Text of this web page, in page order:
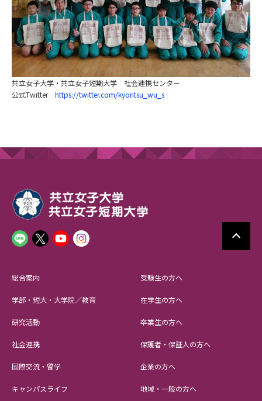
共立女子大学・共立女子短期大学 社会連携センター
公式Twitter https://twitter.com/kyoritsu_wu_s
総合案内
学部・短大・大学院／教育
研究活動
社会連携
国際交流・留学
キャンパスライフ
受験生の方へ
在学生の方へ
卒業生の方へ
保護者・保証人の方へ
企業の方へ
地域・一般の方へ